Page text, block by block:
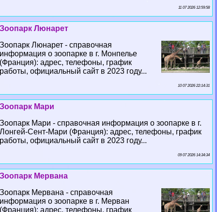
11 07 2026 12:59:58
Зоопарк Люнарет
Зоопарк Люнарет - справочная
информация о зоопарке в г. Монпелье
(Франция): адрес, телефоны, график
работы, официальный сайт в 2023 году...
10 07 2026 22:14:31
Зоопарк Мари
Зоопарк Мари - справочная информация о зоопарке в г.
Лонгeй-Сент-Мари (Франция): адрес, телефоны, график
работы, официальный сайт в 2023 году...
09 07 2026 14:34:34
Зоопарк Мервана
Зоопарк Мервана - справочная
информация о зоопарке в г. Мерван
(Франция): адрес, телефоны, график